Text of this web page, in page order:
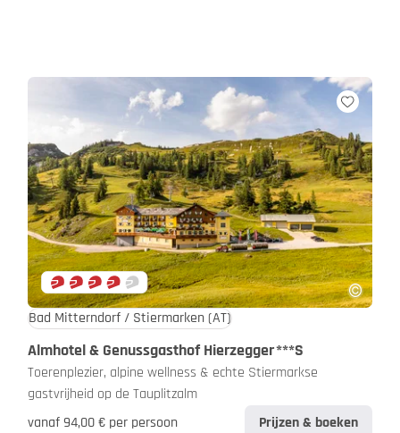
Bad Mitterndorf / Stiermarken(AT)
Almhotel & Genussgasthof Hierzegger***S
Toerenplezier, alpine wellness & echte Stiermarkse
gastvrijheid op de Tauplitzalm
vanaf 94,00 € per persoon
Prijzen & boeken